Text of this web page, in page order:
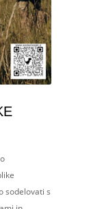
sodelovati s